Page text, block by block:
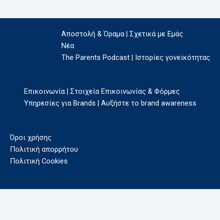
Αποστολή & Όραμα | Σχετικά με Εμάς
Νέα
The Parents Podcast | Ιστορίες γονεϊκότητας
Επικοινωνία | Στοιχεία Επικοινωνίας & Φόρμες
Υπηρεσίες για Brands | Αυξήστε το brand awareness
Όροι χρήσης
Πολιτική απορρήτου
Πολιτική Cookies